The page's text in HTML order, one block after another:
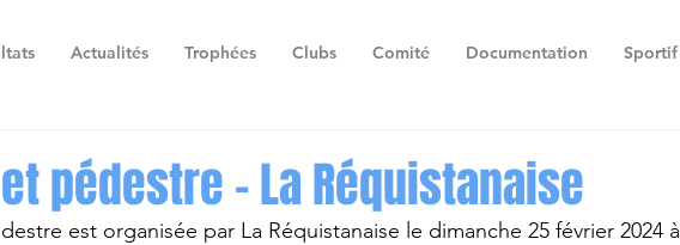
Actualités Trophées Clubs Comité Documentation Sportif
et pédestre - La Réquistanaise
est organisée par La Réquistanaise le dimanche 25 février 2024 à